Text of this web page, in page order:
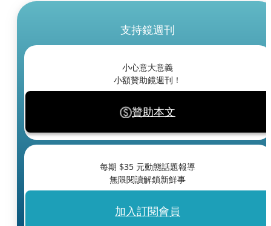
支持鏡週刊
小心意大意義
小額贊助鏡週刊！
贊助本文
每期 $35 元動態話題報導
無限閱讀解鎖新鮮事
加入訂閱會員